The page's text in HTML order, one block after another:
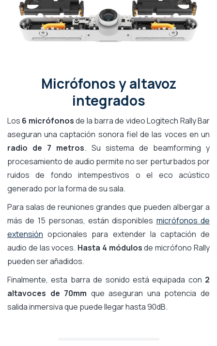
Micrófonos y altavoz
integrados
Los 6 micrófonosde la barra de video Logitech Rally Bar
aseguran una captación sonora fiel de las voces en un
radio de 7 metros. Su sistema de beamforming y
procesamiento de audio permite no ser perturbados por
ruidos de fondo intempestivos o el eco acústico
generado por la forma de su sala.
Para salas de reuniones grandes que pueden albergar a
más de 15 personas, están disponibles micrófonos de
extensión opcionales para extender la captación de
audio de las voces. Hasta 4 módulosde micrófono Rally
pueden ser añadidos.
Finalmente, esta barra de sonido está equipada con 2
altavoces de 70mm que aseguran una potencia de
salida inmersiva que puede llegar hasta 90dB.